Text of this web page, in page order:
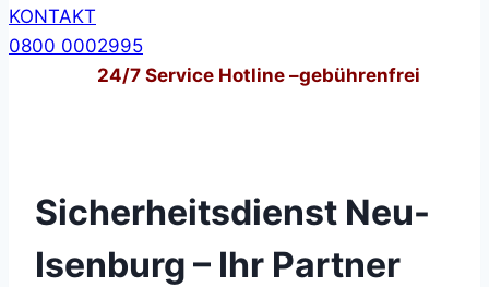
KONTAKT
0800 0002995
24/7Service Hotline –gebührenfrei
Sicherheitsdienst Neu-
Isenburg – Ihr Partner